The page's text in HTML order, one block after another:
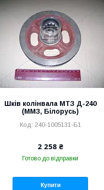
Шків колінвала МТЗ Д-240
(ММЗ, Білорусь)
240-1005131-Б1
2 258 ₴
Готово до відправки
Купити